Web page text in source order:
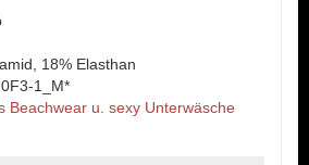
18% Elasthan
1_M*
Beachwear u. sexy Unterwäsche